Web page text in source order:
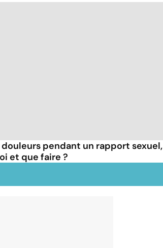
douleurs pendant un rapport sexuel,
et que faire ?